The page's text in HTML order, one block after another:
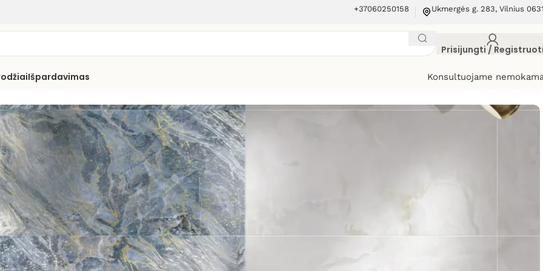
+37060250158 Ukmergės g. 283, Vilnius
Prisijungti /
Išpardavimas Konsultuojame